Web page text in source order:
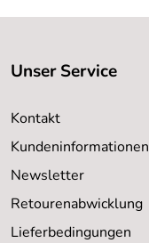
Unser Service
Kontakt
Kundeninformationen
Newsletter
Retourenabwicklung
Lieferbedingungen